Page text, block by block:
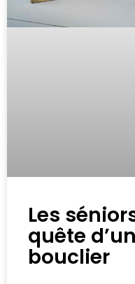
Les
quête
bouclier